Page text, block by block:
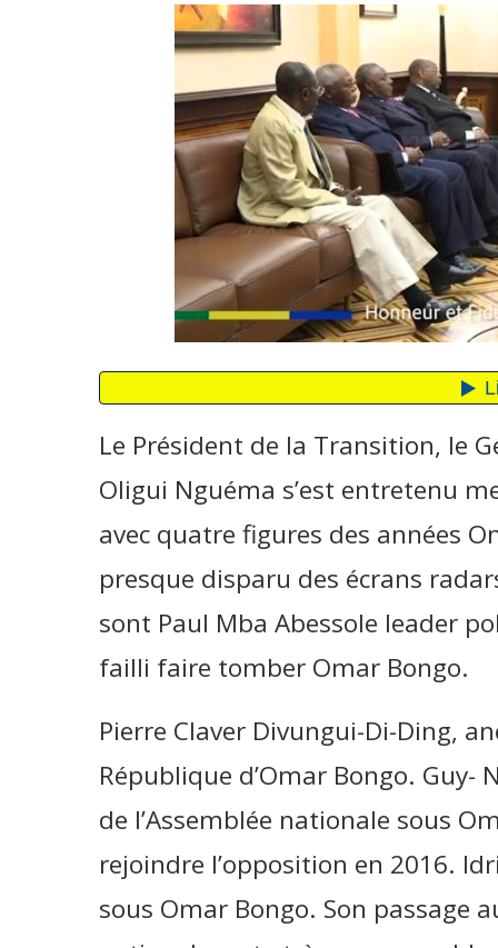
Le Président de la Transition, le
Oligui Nguéma s’est entretenu
avec quatre figures des années
presque disparu des écrans
sont Paul Mba Abessole leader
failli faire tomber Omar Bongo.
Pierre Claver Divungui-Di-Ding,
République d’Omar Bongo.
de l’Assemblée nationale sous
rejoindre l’opposition en 2016.
sous Omar Bongo. Son passage